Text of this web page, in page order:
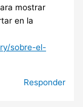
mostrar
en la
sobre-el-
Responder